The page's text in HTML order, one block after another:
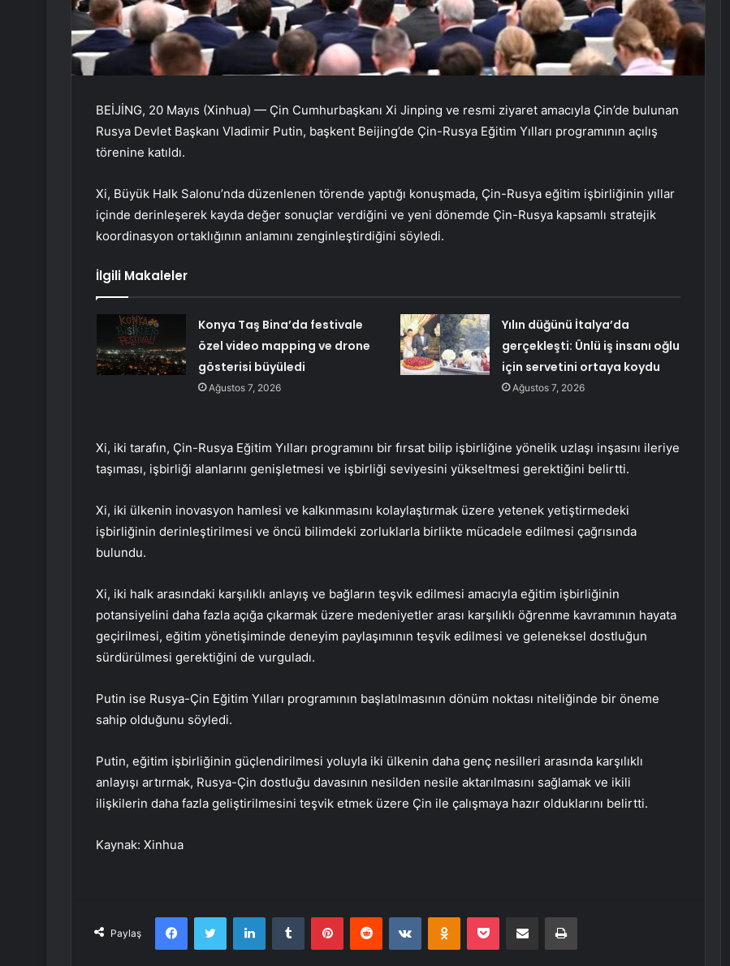
BEİJİNG, 20 Mayıs (Xinhua) — Çin Cumhurbaşkanı Xi Jinping ve resmi ziyaret amacıyla Çin’de bulunan
Rusya Devlet Başkanı Vladimir Putin, başkent Beijing’de Çin-Rusya Eğitim Yılları programının açılış
törenine katıldı.
Xi, Büyük Halk Salonu’nda düzenlenen törende yaptığı konuşmada, Çin-Rusya eğitim işbirliğinin yıllar
içinde derinleşerek kayda değer sonuçlar verdiğini ve yeni dönemde Çin-Rusya kapsamlı stratejik
koordinasyon ortaklığının anlamını zenginleştirdiğini söyledi.
İlgili Makaleler
Konya Taş Bina’da festivale
özel video mapping ve drone
gösterisi büyüledi
Ağustos 7, 2026
Yılın düğünü İtalya’da
gerçekleşti: Ünlü iş insanı oğlu
için servetini ortaya koydu
Ağustos 7, 2026
Xi, iki tarafın, Çin-Rusya Eğitim Yılları programını bir fırsat bilip işbirliğine yönelik uzlaşı inşasını ileriye
taşıması, işbirliği alanlarını genişletmesi ve işbirliği seviyesini yükseltmesi gerektiğini belirtti.
Xi, iki ülkenin inovasyon hamlesi ve kalkınmasını kolaylaştırmak üzere yetenek yetiştirmedeki
işbirliğinin derinleştirilmesi ve öncü bilimdeki zorluklarla birlikte mücadele edilmesi çağrısında
bulundu.
Xi, iki halk arasındaki karşılıklı anlayış ve bağların teşvik edilmesi amacıyla eğitim işbirliğinin
potansiyelini daha fazla açığa çıkarmak üzere medeniyetler arası karşılıklı öğrenme kavramının hayata
geçirilmesi, eğitim yönetişiminde deneyim paylaşımının teşvik edilmesi ve geleneksel dostluğun
sürdürülmesi gerektiğini de vurguladı.
Putin ise Rusya-Çin Eğitim Yılları programının başlatılmasının dönüm noktası niteliğinde bir öneme
sahip olduğunu söyledi.
Putin, eğitim işbirliğinin güçlendirilmesi yoluyla iki ülkenin daha genç nesilleri arasında karşılıklı
anlayışı artırmak, Rusya-Çin dostluğu davasının nesilden nesile aktarılmasını sağlamak ve ikili
ilişkilerin daha fazla geliştirilmesini teşvik etmek üzere Çin ile çalışmaya hazır olduklarını belirtti.
Kaynak: Xinhua
Paylaş
FacebookTwitter LinkedInTumblr PinterestReddit VKontakteOdnoklassniki
Pocket E-Posta ile paylaş Yazdır